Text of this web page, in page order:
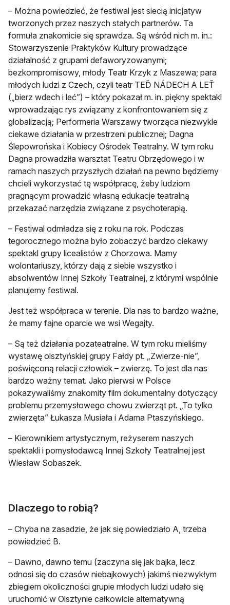
– Można powiedzieć, że festiwal jest siecią inicjatyw
tworzonych przez naszych stałych partnerów. Ta
formuła znakomicie się sprawdza. Są wśród nich m. in.:
Stowarzyszenie Praktyków Kultury prowadzące
działalność z grupami defaworyzowanymi;
bezkompromisowy, młody Teatr Krzyk z Maszewa; para
młodych ludzi z Czech, czyli teatr TEĎ NÁDECH A LEŤ
(„bierz wdech i leć”) – który pokazał m. in. piękny spektakl
wprowadzając rys związany z konfrontowaniem się z
globalizacją; Performeria Warszawy tworząca niezwykle
ciekawe działania w przestrzeni publicznej; Dagna
Ślepowrońska i Kobiecy Ośrodek Teatralny. W tym roku
Dagna prowadziła warsztat Teatru Obrzędowego i w
ramach naszych przyszłych działań na pewno będziemy
chcieli wykorzystać tę współpracę, żeby ludziom
pragnącym prowadzić własną edukacje teatralną
przekazać narzędzia związane z psychoterapią.
– Festiwal odmładza się z roku na rok. Podczas
tegorocznego można było zobaczyć bardzo ciekawy
spektakl grupy licealistów z Chorzowa. Mamy
wolontariuszy, którzy dają z siebie wszystko i
absolwentów Innej Szkoły Teatralnej, z którymi wspólnie
planujemy festiwal.
Jest też współpraca w terenie. Dla nas to bardzo ważne,
że mamy fajne oparcie we wsi Wegajty.
– Są też działania pozateatralne. W tym roku mieliśmy
wystawę olsztyńskiej grupy Fałdy pt. „Zwierze-nie”,
poświęconą relacji człowiek – zwierzę. To jest dla nas
bardzo ważny temat. Jako pierwsi w Polsce
pokazywaliśmy znakomity film dokumentalny dotyczący
problemu przemysłowego chowu zwierząt pt. „To tylko
zwierzęta” Łukasza Musiała i Adama Ptaszyńskiego.
– Kierownikiem artystycznym, reżyserem naszych
spektakli i pomysłodawcą Innej Szkoły Teatralnej jest
Wiesław Sobaszek.
Dlaczego to robią?
– Chyba na zasadzie, że jak się powiedziało A, trzeba
powiedzieć B.
– Dawno, dawno temu (zaczyna się jak bajka, lecz
odnosi się do czasów niebajkowych) jakimś niezwykłym
zbiegiem okoliczności grupie młodych ludzi udało się
uruchomić w Olsztynie całkowicie alternatywną